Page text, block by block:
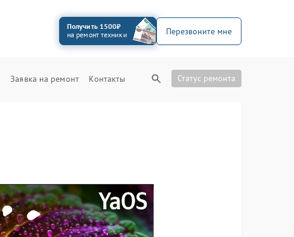
Получить 1500₽
на ремонт техники
Перезвоните мне
Заявка на ремонт Контакты Статус ремонта